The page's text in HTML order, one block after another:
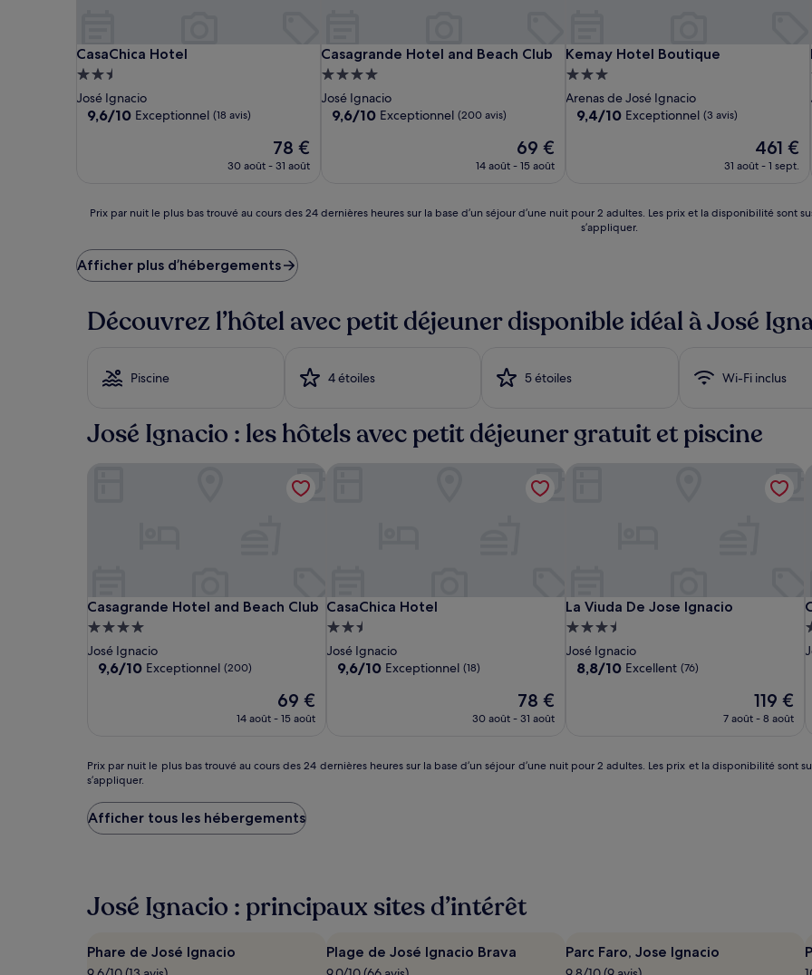
CasaChica Hotel
CasaChica Hotel
Hébergement
2.5 étoiles
José Ignacio
9.6
9,6/10 Exceptionnel (18 avis)
Le
nouveau
de
78 €
30 août - 31 août
Casagrande Hotel and Beach Club
Casagrande Hotel and Beach Club
Hébergement
4.0 étoiles
José Ignacio
9.6
9,6/10 Exceptionnel (200 avis)
Le
nouveau
de
69 €
14 août - 15 août
Kemay Hotel Boutique
Kemay Hotel Boutique
Hébergement
3.0 étoiles
Arenas de José Ignacio
9.4
9,4/10 Exceptionnel (3 avis)
Le
nouveau
de
461 €
31 août - 1 sept.
Prix
nuit
le
plus
trouvé
au
24 dernières
heures
base
disponibilité
sont
susceptibles
s’appliquer.
Prix par nuit le plus bas trouvé au cours des 24 dernières heures sur la base d’un séjour d’une nuit pour 2 adultes. Les prix et la disponibilité
s’appliquer.
Afficher plus d’hébergements
Découvrez l’hôtel avec petit déjeuner disponible idéal à José
Piscine 4 étoiles 5 étoiles Wi-Fi inclus
José Ignacio : les hôtels avec petit déjeuner gratuit et piscine
Casagrande
Hotel
and
Beach
Casagrande
Hotel
and
Beach
Casagrande
Hotel
and
Beach
Casagrande Hotel and Beach Club
Casagrande Hotel and Beach Club
Hébergement
4.0 étoiles
José Ignacio
9.6
9,6/10 Exceptionnel (200)
Le
nouveau
de
69 €
14 août - 15 août
Casagrande Hotel and Beach Club
CasaChica
Hotel
CasaChica
Hotel
CasaChica Hotel
CasaChica Hotel
Hébergement
2.5 étoiles
José Ignacio
9.6
9,6/10 Exceptionnel (18)
Le
nouveau
de
78 €
30 août - 31 août
La
Viuda
De
Jose
La Viuda De Jose Ignacio
La Viuda De Jose Ignacio
Hébergement
3.5 étoiles
José Ignacio
8.8
8,8/10 Excellent (76)
Le
nouveau
de
119 €
7 août - 8 août
Prix
par
nuit
le
plus
cours
des
heures
sur
Prix par nuit le plus bas trouvé au cours des 24 dernières heures sur la base d’un séjour d’une nuit pour 2 adultes. Les prix et la disponibilité
s’appliquer.
Afficher tous les hébergements
José Ignacio : principaux sites d’intérêt
Phare de José Ignacio Plage de José Ignacio Brava Parc Faro, Jose Ignacio